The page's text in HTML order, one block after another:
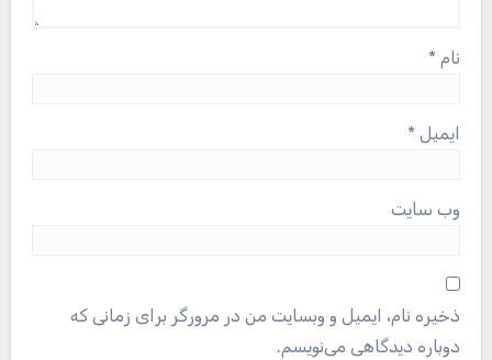
نام *
ایمیل *
وب‌ سایت
ذخیره نام، ایمیل و وبسایت من در مرورگر برای زمانی که
دوباره دیدگاهی می‌نویسم.